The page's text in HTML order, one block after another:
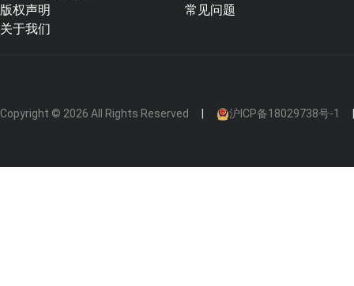
版权声明
关于我们
常见问题
Copyright © 2026 All Rights Reserved 沪ICP备18029738号-1